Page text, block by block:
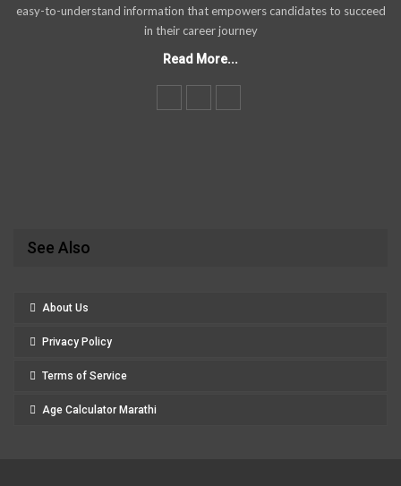
easy-to-understand information that empowers candidates to succeed
in their career journey
Read More...
See Also
About Us
Privacy Policy
Terms of Service
Age Calculator Marathi